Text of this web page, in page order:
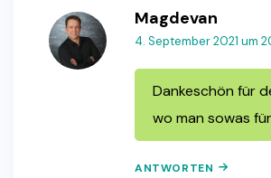
Magdevan
4. September 2021 um
Dankeschön für
wo man sowas
ANTWORTEN